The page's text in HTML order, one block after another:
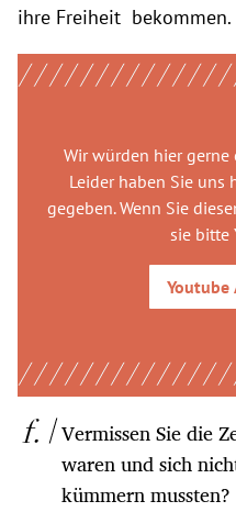
ihre Freiheit bekommen.
Wir würden hier gerne
Leider haben Sie uns
gegeben. Wenn Sie
sie bitte
Youtube
Vermissen Sie die
waren und sich
kümmern mussten?